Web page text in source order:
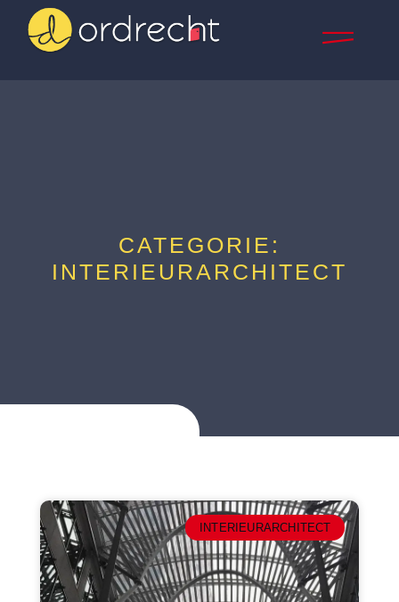
CATEGORIE:
INTERIEURARCHITECT
INTERIEURARCHITECT